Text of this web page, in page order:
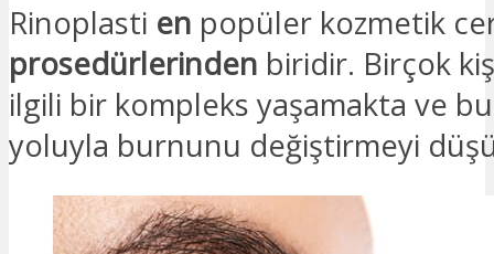
Rinoplasti en popüler kozmetik
prosedürlerinden biridir. Birçok
ilgili bir kompleks yaşamakta ve
yoluyla burnunu değiştirmeyi